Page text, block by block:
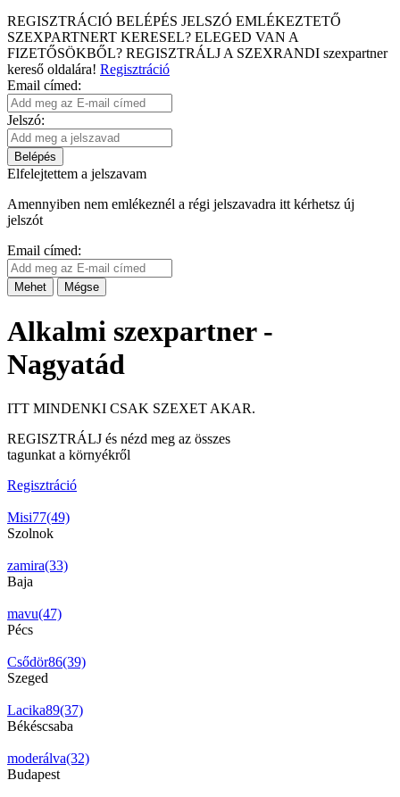
REGISZTRÁCIÓ BELÉPÉS JELSZÓ EMLÉKEZTETŐ
SZEXPARTNERT KERESEL? ELEGED VAN A
FIZETŐSÖKBŐL? REGISZTRÁLJ A SZEXRANDI szexpartner
kereső oldalára! Regisztráció
Email címed:
Jelszó:
Belépés
Elfelejtettem a jelszavam
Amennyiben nem emlékeznél a régi jelszavadra itt kérhetsz új
jelszót
Email címed:
Mehet Mégse
Alkalmi szexpartner -
Nagyatád
ITT MINDENKI CSAK SZEXET AKAR.
REGISZTRÁLJ és nézd meg az összes
tagunkat a környékről
Regisztráció
Misi77(49)
Szolnok
zamira(33)
Baja
mavu(47)
Pécs
Csődör86(39)
Szeged
Lacika89(37)
Békéscsaba
moderálva(32)
Budapest